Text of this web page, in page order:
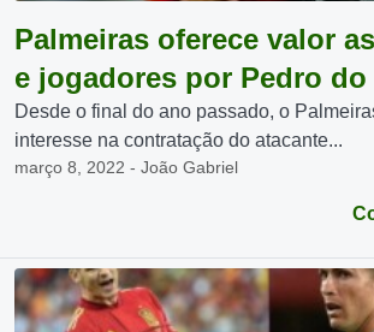
Palmeiras oferece valor
e jogadores por Pedro do
Desde o final do ano passado, o
interesse na contratação do atacante...
março 8, 2022 - João Gabriel